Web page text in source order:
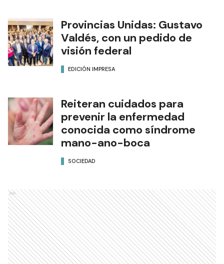
Provincias Unidas: Gustavo
Valdés, con un pedido de
visión federal
EDICIÓN IMPRESA
Reiteran cuidados para
prevenir la enfermedad
conocida como síndrome
mano-ano-boca
SOCIEDAD
Ads